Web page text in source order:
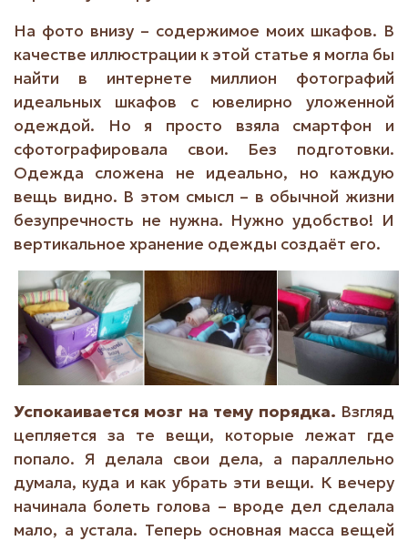
На фото внизу – содержимое моих шкафов. В
качестве иллюстрации к этой статье я могла бы
найти в интернете миллион фотографий
идеальных шкафов с ювелирно уложенной
одеждой. Но я просто взяла смартфон и
сфотографировала свои. Без подготовки.
Одежда сложена не идеально, но каждую
вещь видно. В этом смысл – в обычной жизни
безупречность не нужна. Нужно удобство! И
вертикальное хранение одежды создаёт его.
Успокаивается мозг на тему порядка. Взгляд
цепляется за те вещи, которые лежат где
попало. Я делала свои дела, а параллельно
думала, куда и как убрать эти вещи. К вечеру
начинала болеть голова – вроде дел сделала
мало, а устала. Теперь основная масса вещей